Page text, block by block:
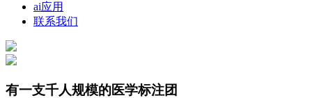
ai应用
联系我们
有一支千人规模的医学标注团